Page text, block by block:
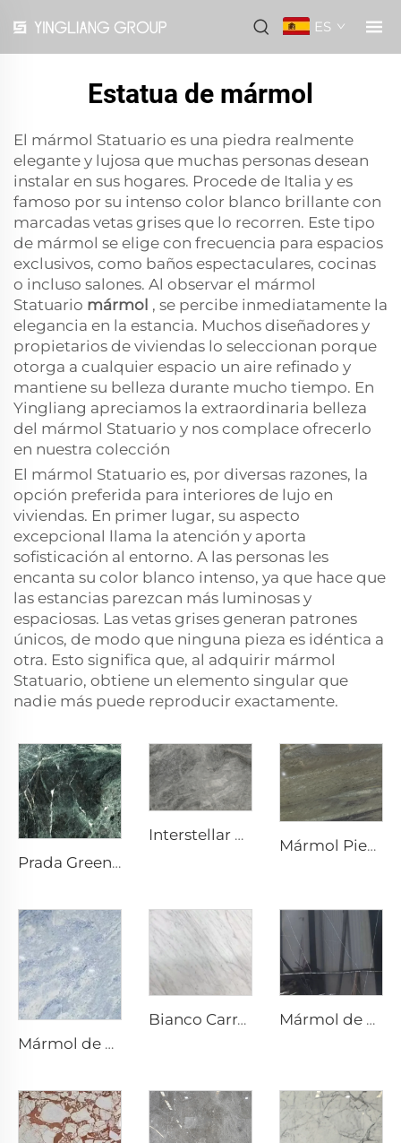
ES
Estatua de mármol
El mármol Statuario es una piedra realmente
elegante y lujosa que muchas personas desean
instalar en sus hogares. Procede de Italia y es
famoso por su intenso color blanco brillante con
marcadas vetas grises que lo recorren. Este tipo
de mármol se elige con frecuencia para espacios
exclusivos, como baños espectaculares, cocinas
o incluso salones. Al observar el mármol
Statuario mármol , se percibe inmediatamente la
elegancia en la estancia. Muchos diseñadores y
propietarios de viviendas lo seleccionan porque
otorga a cualquier espacio un aire refinado y
mantiene su belleza durante mucho tiempo. En
Yingliang apreciamos la extraordinaria belleza
del mármol Statuario y nos complace ofrecerlo
en nuestra colección
El mármol Statuario es, por diversas razones, la
opción preferida para interiores de lujo en
viviendas. En primer lugar, su aspecto
excepcional llama la atención y aporta
sofisticación al entorno. A las personas les
encanta su color blanco intenso, ya que hace que
las estancias parezcan más luminosas y
espaciosas. Las vetas grises generan patrones
únicos, de modo que ninguna pieza es idéntica a
otra. Esto significa que, al adquirir mármol
Statuario, obtiene un elemento singular que
nadie más puede reproducir exactamente.
Prada Green Verde Piedra Natural Mármol con Vetas y Patrón Blancos
Interstellar Grey Gris Piedra Natural Mármol con Textura Moteada y Punteados Plateado-Gris
Mármol Piedra Natural Super Verde
Mármol de piedra natural Gris Blanco Cristal Azul con textura gris azulada y manchas brillantes
Bianco Carrara Blanco Piedra Natural Mármol con Venas Grises Claras Mármol de piedra natural Nero Marquina Negro con textura de veta blanca tipo craquelado